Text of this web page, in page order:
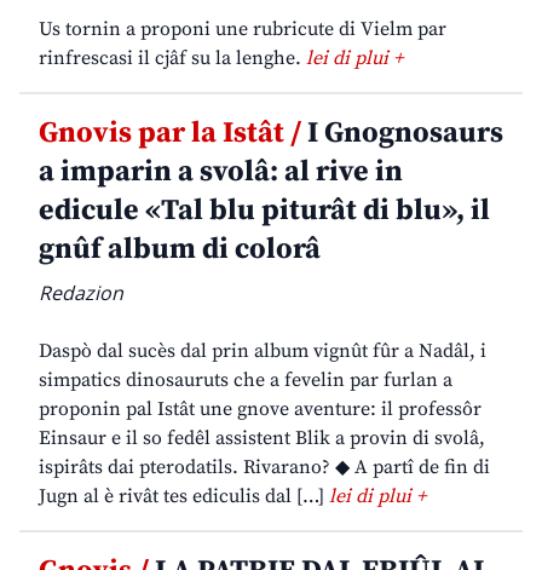
Us tornin a proponi une rubricute di Vielm par
rinfrescasi il cjâf su la lenghe. lei di plui +
Gnovis par la Istât /I Gnognosaurs
a imparin a svolâ: al rive in
edicule «Tal blu piturât di blu», il
gnûf album di colorâ
Redazion
Daspò dal sucès dal prin album vignût fûr a Nadâl, i
simpatics dinosauruts che a fevelin par furlan a
proponin pal Istât une gnove aventure: il professôr
Einsaur e il so fedêl assistent Blik a provin di svolâ,
ispirâts dai pterodatils. Rivarano? ◆ A partî de fin di
Jugn al è rivât tes ediculis dal […] lei di plui +